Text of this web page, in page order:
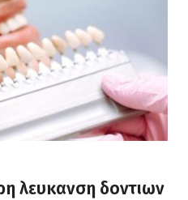
λευκανση δοντιων